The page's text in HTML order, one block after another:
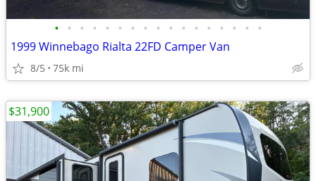
• • • • • • • • • • • • • • • • •
1999 Winnebago Rialta 22FD Camper Van
8/5 75k mi
$31,900